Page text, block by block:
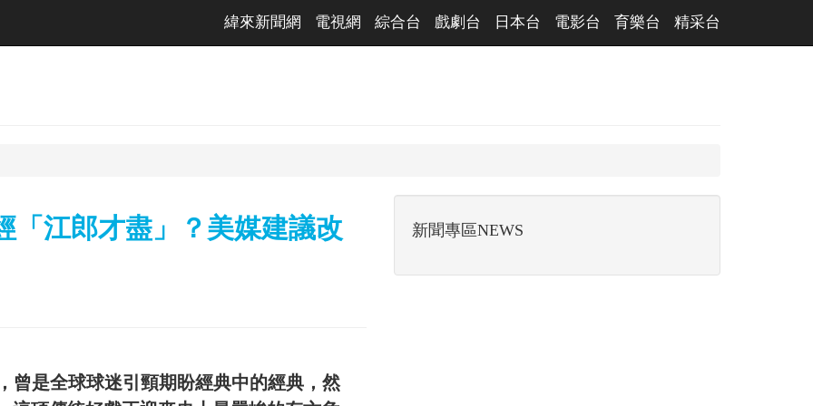
緯來新聞網 電視網 綜合台 戲劇台 日本台 電影台 育樂台 精采台
「江郎才盡」？美媒建議改
曾是全球球迷引頸期盼經典中的經典，然
新聞專區NEWS